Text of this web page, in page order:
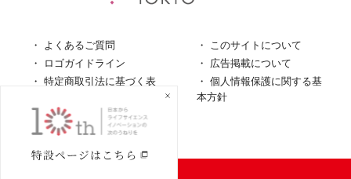
よくあるご質問
このサイトについて
ロゴガイドライン
広告掲載について
特定商取引法に基づく表
個人情報保護に関する基
本方針
個人情報の取扱について